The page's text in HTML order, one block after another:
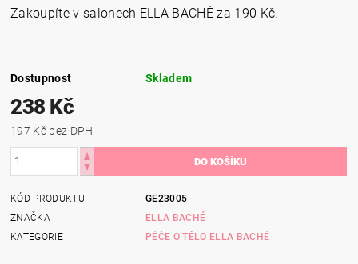
Zakoupíte v salonech ELLA BACHÉ za 190 Kč.
Dostupnost Skladem
238 Kč
197 Kč bez DPH
KÓD PRODUKTU
GE23005
ZNAČKA
ELLA BACHÉ
KATEGORIE
PÉČE O TĚLO ELLA BACHÉ